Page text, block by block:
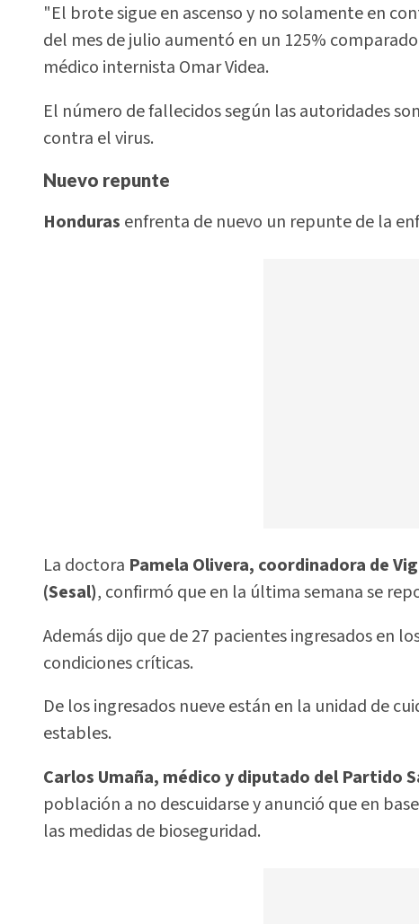
"El brote sigue en ascenso y no solamente en
del mes de julio aumentó en un 125%
médico internista Omar Videa.
El número de fallecidos según las autoridades
contra el virus.
Nuevo repunte
Honduras enfrenta de nuevo un repunte de la
La doctora Pamela Olivera, coordinadora de
(Sesal), confirmó que en la última semana se
Además dijo que de 27 pacientes ingresados en
condiciones críticas.
De los ingresados nueve están en la unidad de
estables.
Carlos Umaña, médico y diputado del Partido
población a no descuidarse y anunció que en
las medidas de bioseguridad.